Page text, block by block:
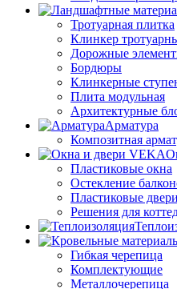
Тротуарная плитка
Клинкер
Дорожные
Бордюры
Клинкерные
Плита модульная
Архитектурные
Арматура
Композитная
Пластиковые окна
Остекление
Пластиковые двери
Решения для
Гибкая черепица
Комплектующие
Металлочерепица